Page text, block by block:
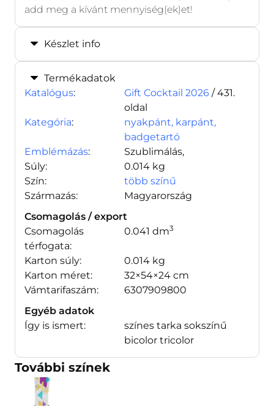
add meg a kívánt mennyiség(ek)et!
Készlet info
Termékadatok
Katalógus: Gift Cocktail 2026 / 431.
oldal
Kategória:
nyakpánt, karpánt,
badgetartó
Emblémázás:
Szublimálás,
Súly:
0.014 kg
Szín:
több színű
Származás:
Magyarország
Csomagolás / export
Csomagolás
térfogata:
0.041 dm3
Karton súly:
0.014 kg
Karton méret:
32×54×24 cm
Vámtarifaszám:
6307909800
Egyéb adatok
Így is ismert:
színes tarka sokszínű
bicolor tricolor
További színek